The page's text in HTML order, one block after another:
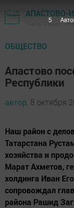
АПАСТОВО-
Газета "Звезда" -
ОБЩЕСТВО
Апастово
Республики
автор, 8 октября
Наш район с
Татарстана
хозяйства и
Марат Ахметов,
холдинга Иван
сопровождал
района Рашид
4